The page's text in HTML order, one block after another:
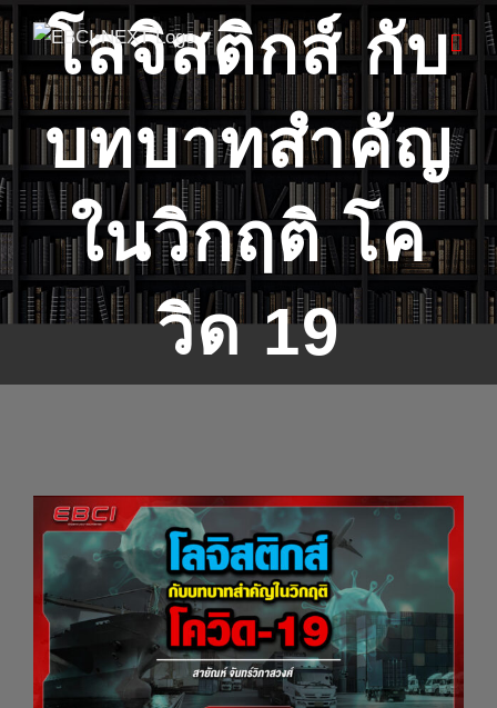
Skip
to
contentโลจิสติกส์ กับ
บทบาทสำคัญ
ในวิกฤติ โค
วิด 19
View
Larger
Image